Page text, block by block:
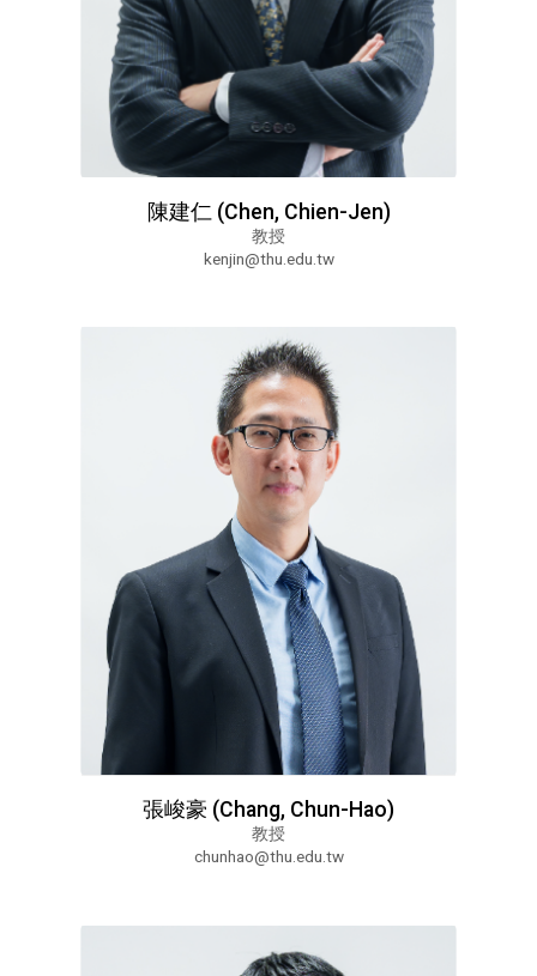
陳建仁 (Chen, Chien-Jen)
教授
kenjin@thu.edu.tw
張峻豪 (Chang, Chun-Hao)
教授
chunhao@thu.edu.tw